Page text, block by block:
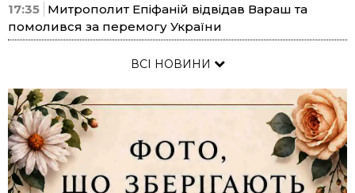
17:35 Митрополит Епіфаній відвідав Вараш та
помолився за перемогу України
ВСІ НОВИНИ